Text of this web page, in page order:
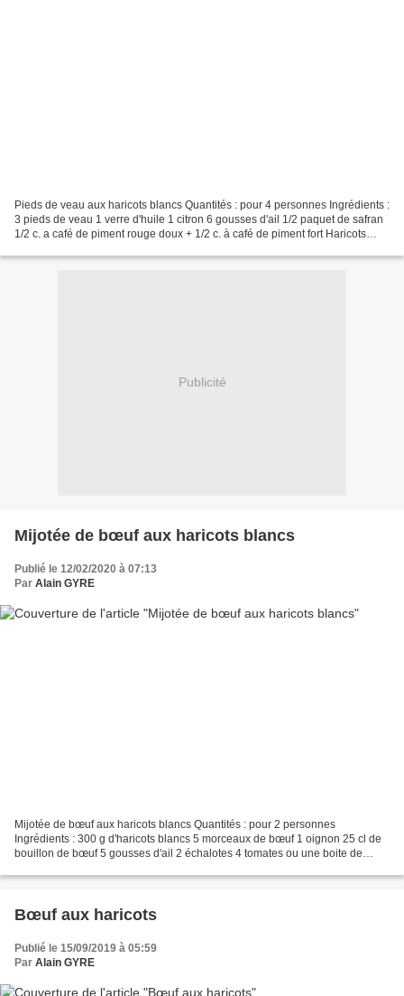
Pieds de veau aux haricots blancs Quantités : pour 4 personnes Ingrédients :
3 pieds de veau 1 verre d'huile 1 citron 6 gousses d'ail 1/2 paquet de safran
1/2 c. a café de piment rouge doux + 1/2 c. à café de piment fort Haricots
Publicité
Mijotée de bœuf aux haricots blancs
Publié le 12/02/2020 à 07:13
Par Alain GYRE
Mijotée de bœuf aux haricots blancs Quantités : pour 2 personnes
Ingrédients : 300 g d'haricots blancs 5 morceaux de bœuf 1 oignon 25 cl de
bouillon de bœuf 5 gousses d'ail 2 échalotes 4 tomates ou une boite de
Bœuf aux haricots
Publié le 15/09/2019 à 05:59
Par Alain GYRE